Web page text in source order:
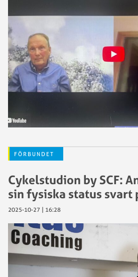
FÖRBUNDET
Cykelstudion by SCF:
sin fysiska status svart
2025-10-27 | 16:28